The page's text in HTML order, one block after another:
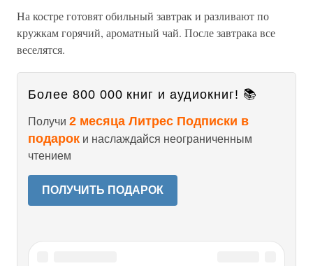
На костре готовят обильный завтрак и разливают по
кружкам горячий, ароматный чай. После завтрака все
веселятся.
Более 800 000 книг и аудиокниг! 📚
Получи 2 месяца Литрес Подписки в
подарок и наслаждайся неограниченным
чтением
ПОЛУЧИТЬ ПОДАРОК